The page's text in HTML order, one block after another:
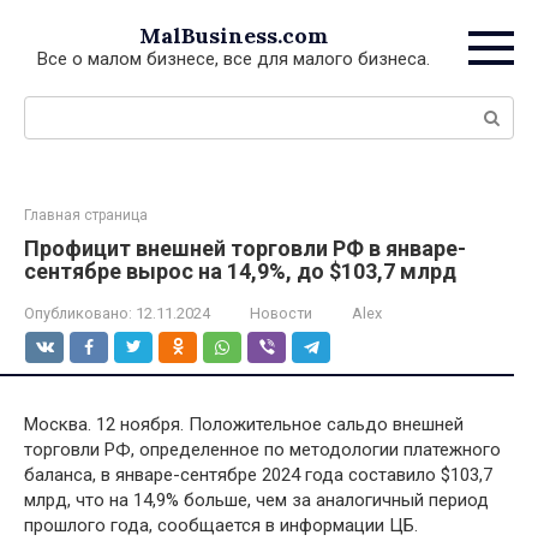
контенту
MalBusiness.com
Все о малом бизнесе, все для малого бизнеса.
Поиск:
Главная страница
Профицит внешней торговли РФ в январе-
сентябре вырос на 14,9%, до $103,7 млрд
Опубликовано: 12.11.2024 Новости Alex
Москва. 12 ноября. Положительное сальдо внешней
торговли РФ, определенное по методологии платежного
баланса, в январе-сентябре 2024 года составило $103,7
млрд, что на 14,9% больше, чем за аналогичный период
прошлого года, сообщается в информации ЦБ.